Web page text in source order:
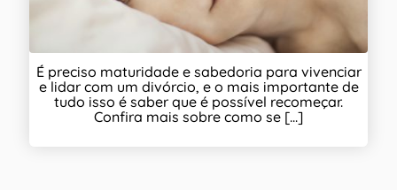
É preciso maturidade e sabedoria para vivenciar
e lidar com um divórcio, e o mais importante de
tudo isso é saber que é possível recomeçar.
Confira mais sobre como se [...]